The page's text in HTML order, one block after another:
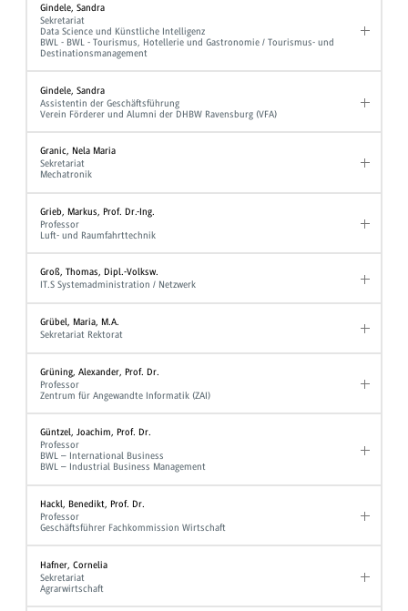
Gindele, Sandra
Sekretariat
Data Science und Künstliche Intelligenz
BWL - BWL - Tourismus, Hotellerie und Gastronomie / Tourismus- und
Destinationsmanagement
Gindele, Sandra
Assistentin der Geschäftsführung
Verein Förderer und Alumni der DHBW Ravensburg (VFA)
Granic, Nela Maria
Sekretariat
Mechatronik
Grieb, Markus, Prof. Dr.-Ing.
Professor
Luft- und Raumfahrttechnik
Groß, Thomas, Dipl.-Volksw.
IT.S Systemadministration / Netzwerk
Grübel, Maria, M.A.
Sekretariat Rektorat
Grüning, Alexander, Prof. Dr.
Professor
Zentrum für Angewandte Informatik (ZAI)
Güntzel, Joachim, Prof. Dr.
Professor
BWL – International Business
BWL – Industrial Business Management
Hackl, Benedikt, Prof. Dr.
Professor
Geschäftsführer Fachkommission Wirtschaft
Hafner, Cornelia
Sekretariat
Agrarwirtschaft